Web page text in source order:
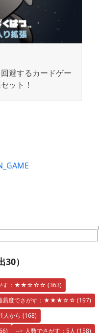
避するカードゲー
ット！
）
がす：★★☆☆☆ (363)
易度でさがす：★★★☆☆ (197)
1人から (168)
人数でさがす：5人 (158)